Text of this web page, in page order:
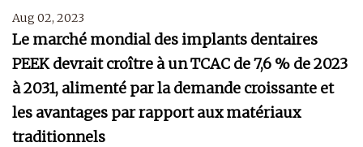
Aug 02, 2023
Le marché mondial des implants dentaires
PEEK devrait croître à un TCAC de 7,6 % de 2023
à 2031, alimenté par la demande croissante et
les avantages par rapport aux matériaux
traditionnels